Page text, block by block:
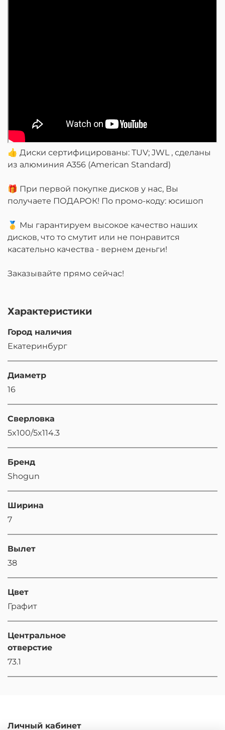
👍 Диски сертифицированы: TUV; JWL , сделаны
из алюминия A356 (American Standard)
🎁 При первой покупке дисков у нас, Вы
получаете ПОДАРОК! По промо-коду: юсишоп
🥇 Мы гарантируем высокое качество наших
дисков, что то смутит или не понравится
касательно качества - вернем деньги!
Заказывайте прямо сейчас!
Характеристики
Город наличия
Екатеринбург
Диаметр
16
Сверловка
5x100/5x114.3
Бренд
Shogun
Ширина
7
Вылет
38
Цвет
Графит
Центральное
отверстие
73.1
Личный кабинет